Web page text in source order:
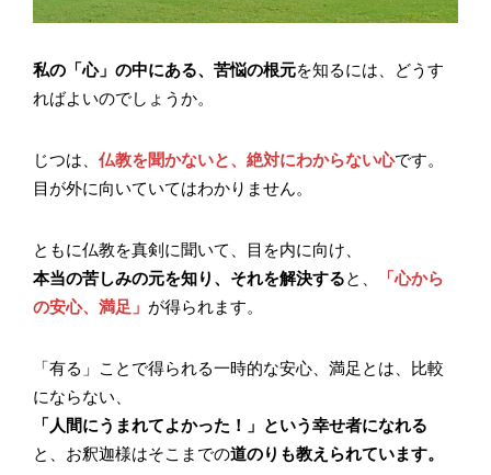
私の「心」の中にある、苦悩の根元を知るには、どうす
ればよいのでしょうか。
じつは、 仏教を聞かないと、絶対にわからない心です。
目が外に向いていてはわかりません。
ともに仏教を真剣に聞いて、目を内に向け、
本当の苦しみの元を知り、それを解決すると、
「心から
の安心、満足」 が得られます。
「有る」ことで得られる一時的な安心、満足とは、比較
にならない、
「人間にうまれてよかった！」という幸せ者になれる
と、お釈迦様はそこまでの道のりも教えられています。